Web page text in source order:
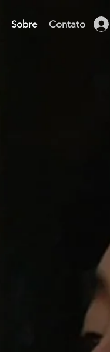
Sobre Contato